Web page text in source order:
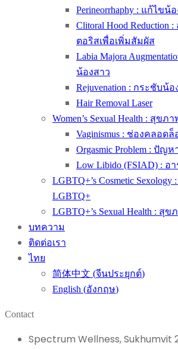
Perineorrhaphy : แก้ไขน้
Clitoral Hood
ตอริสเพื่อเพิ่มสัมผัส
Labia Majora
น้องสาว
Rejuvenation : กระชับน้อ
Hair Removal Laser
Women’s Sexual Health : สุขภ
Vaginismus : ช่องคลอดล็
Orgasmic Problem : ปัญ
Low Libido (FSIAD) :
LGBTQ+’s Cosmetic
LGBTQ+
LGBTQ+’s Sexual Health : สุ
บทความ
ติดต่อเรา
ไทย
简体中文 (จีนประยุกต์)
English (อังกฤษ)
Contact
Spectrum Wellness, Sukhumvit